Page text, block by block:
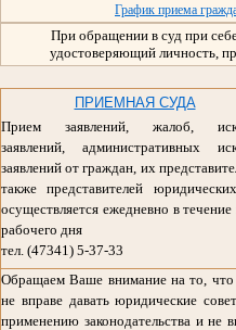
График приема
При обращении в суд при
удостоверяющий личность,
ПРИЕМНАЯ СУДА
Прием заявлений, жалоб,
заявлений, административных
заявлений от граждан, их
также представителей
осуществляется ежедневно в течение
рабочего дня
тел. (47341) 5-37-33
Обращаем Ваше внимание на то,
не вправе давать юридические
применению законодательства и не